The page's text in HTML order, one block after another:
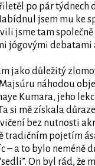
po pár týdnech
jsem mu ke
jsme tam společně
jógovými debatami
jako důležitý
náhodou
Kumara, jeho
si mě získala
bez nutnosti
tradičním pojetím
– a to bylo neméně
On byl rád, že